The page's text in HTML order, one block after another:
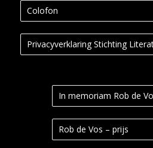
Colofon
Privacyverklaring Stichting
In memoriam Rob de
Rob de Vos – prijs